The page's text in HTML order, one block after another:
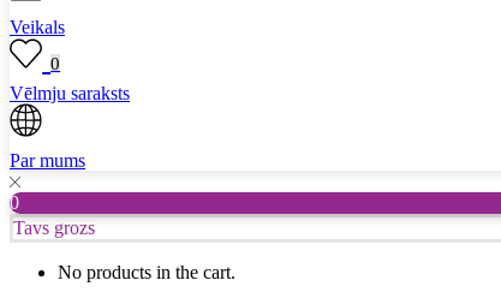
Veikals
0
Vēlmju saraksts
Par mums
0
Tavs grozs
No products in the cart.